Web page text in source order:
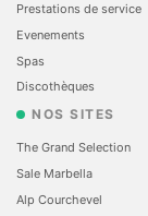
Prestations de service
Evеnements
Spas
Discothèques
NOS SITES
The Grand Selection
Sale Marbella
Alp Courchevel